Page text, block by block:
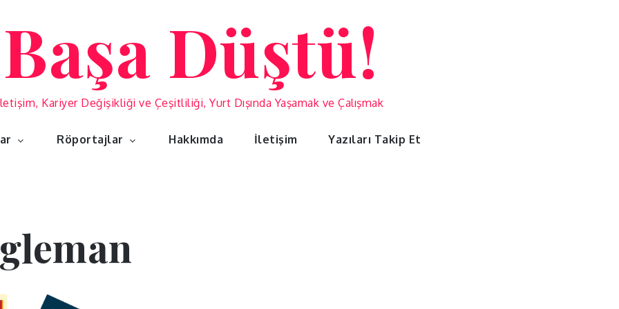
Düştü!
Kariyer Değişikliği ve Çeşitliliği, Yurt Dışında Yaşamak ve Çalışmak
Röportajlar Hakkımda İletişim Yazıları Takip Et